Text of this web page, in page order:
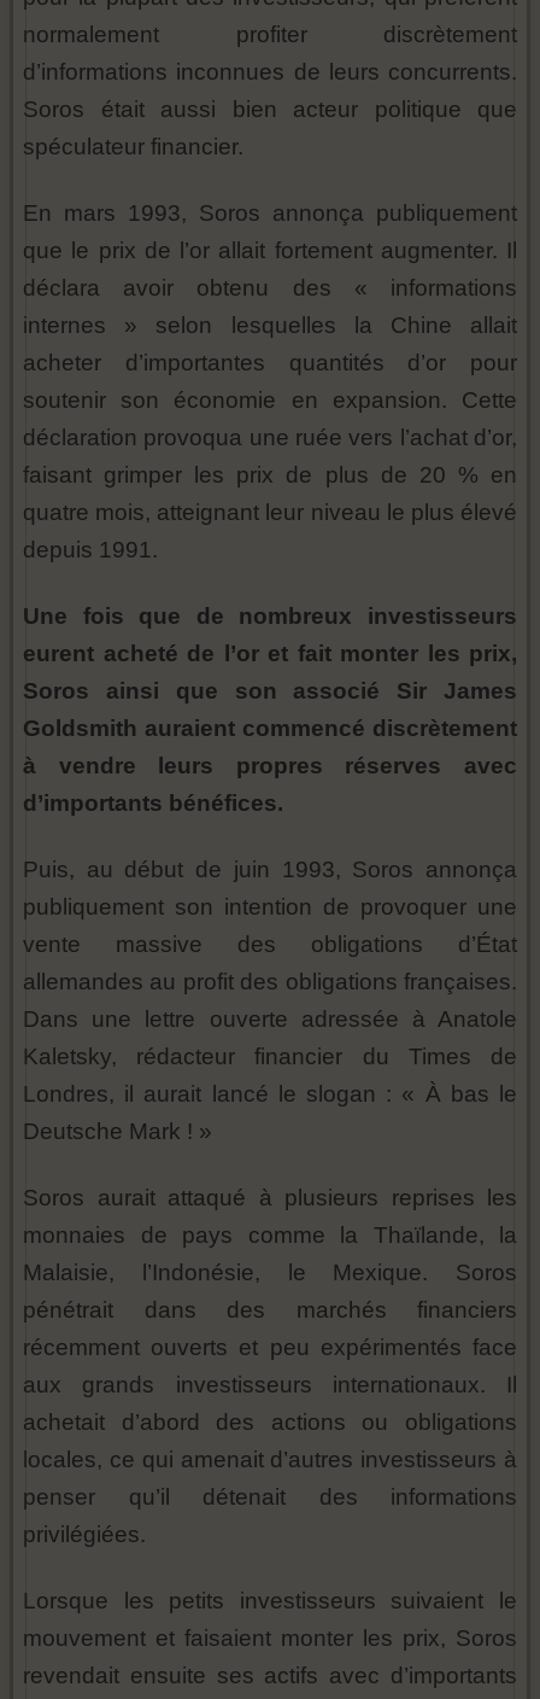
normalement profiter discrètement
d’informations inconnues de leurs concurrents.
Soros était aussi bien acteur politique que
spéculateur financier.
En mars 1993, Soros annonça publiquement
que le prix de l’or allait fortement augmenter. Il
déclara avoir obtenu des « informations
internes » selon lesquelles la Chine allait
acheter d’importantes quantités d’or pour
soutenir son économie en expansion. Cette
déclaration provoqua une ruée vers l’achat d’or,
faisant grimper les prix de plus de 20 % en
quatre mois, atteignant leur niveau le plus élevé
depuis 1991.
Une fois que de nombreux investisseurs
eurent acheté de l’or et fait monter les prix,
Soros ainsi que son associé Sir James
Goldsmith auraient commencé discrètement
à vendre leurs propres réserves avec
d’importants bénéfices.
Puis, au début de juin 1993, Soros annonça
publiquement son intention de provoquer une
vente massive des obligations d’État
allemandes au profit des obligations françaises.
Dans une lettre ouverte adressée à Anatole
Kaletsky, rédacteur financier du Times de
Londres, il aurait lancé le slogan : « À bas le
Deutsche Mark ! »
Soros aurait attaqué à plusieurs reprises les
monnaies de pays comme la Thaïlande, la
Malaisie, l’Indonésie, le Mexique. Soros
pénétrait dans des marchés financiers
récemment ouverts et peu expérimentés face
aux grands investisseurs internationaux. Il
achetait d’abord des actions ou obligations
locales, ce qui amenait d’autres investisseurs à
penser qu’il détenait des informations
privilégiées.
Lorsque les petits investisseurs suivaient le
mouvement et faisaient monter les prix, Soros
revendait ensuite ses actifs avec d’importants